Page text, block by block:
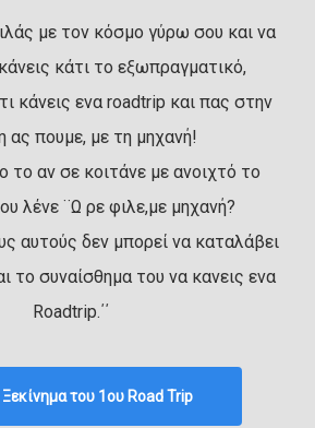
με τον κόσμο γύρω σου και να
κάτι το εξωπραγματικό,
κάνεις ενα roadtrip και πας στην
ας πουμε, με τη μηχανή!
το αν σε κοιτάνε με ανοιχτό το
λένε ¨Ω ρε φιλε,με μηχανή?
αυτούς δεν μπορεί να καταλάβει
το συναίσθημα του να κανεις ενα
Roadtrip.΄΄
του 1ου Road Trip